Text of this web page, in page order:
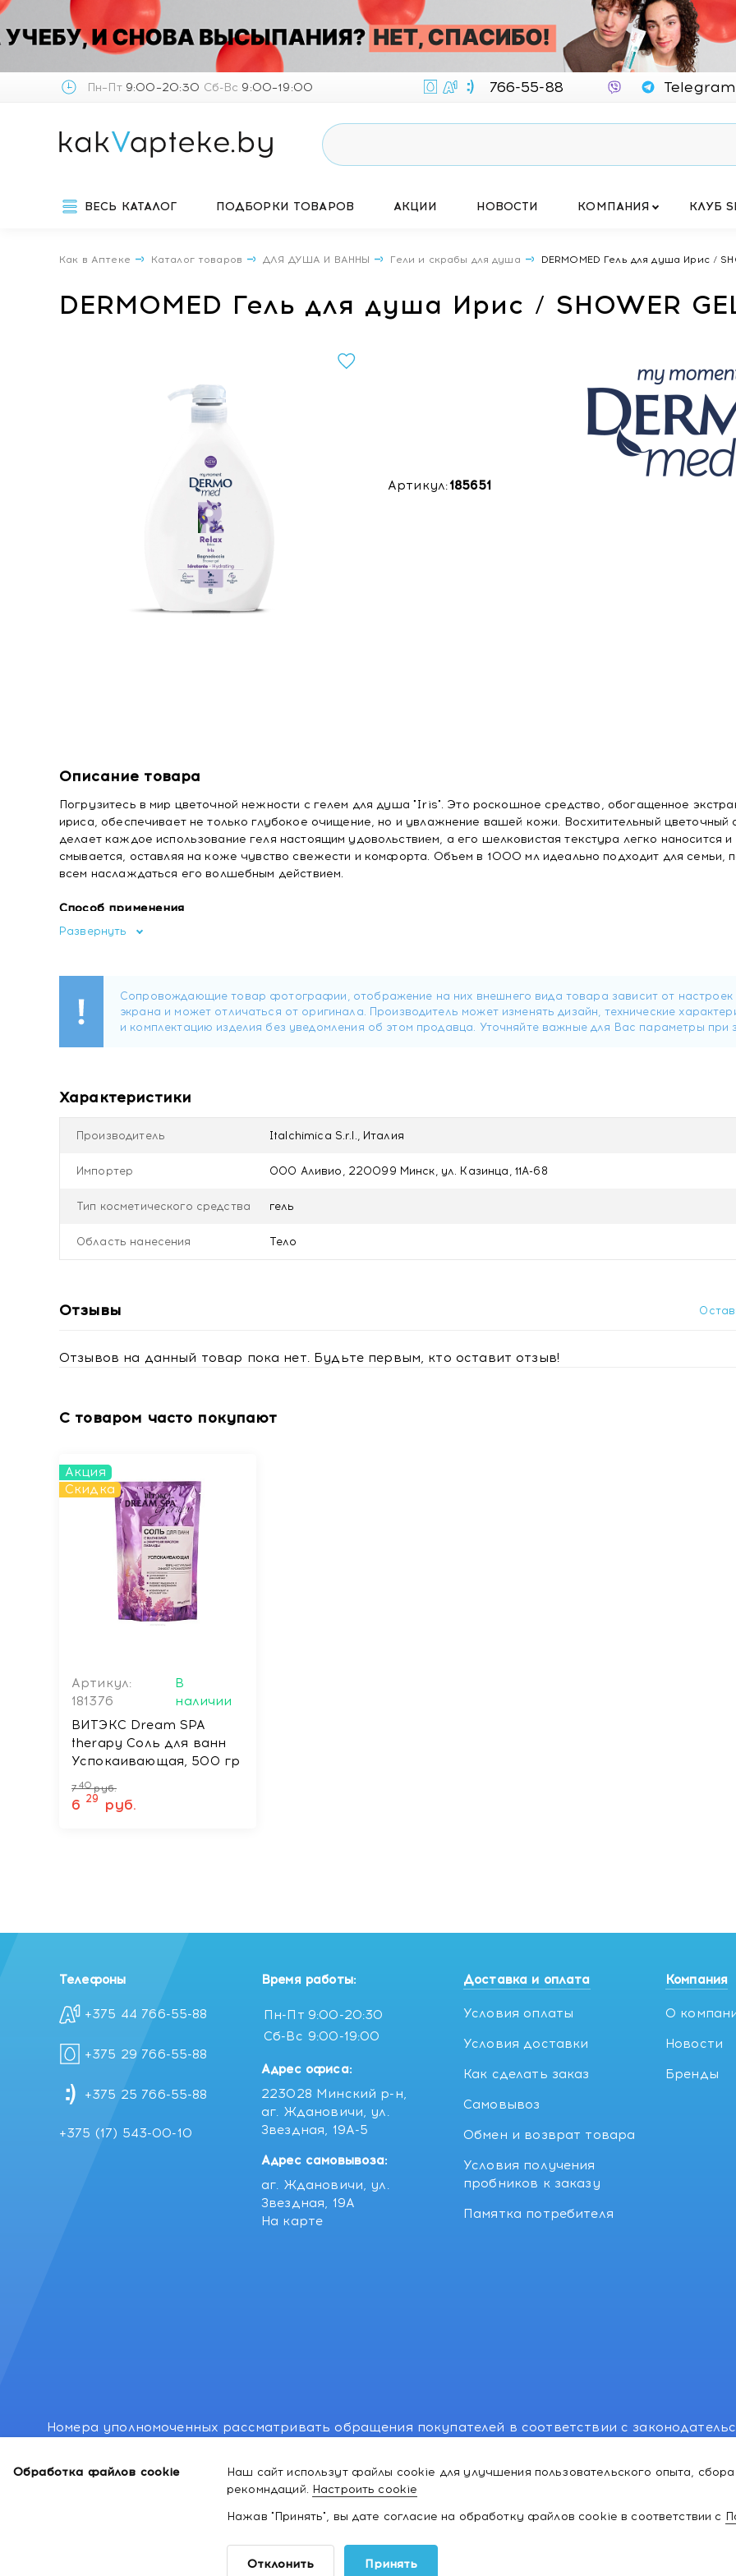
Пн–Пт9:00–20:30 Сб-Вс 9:00–19:00 766-55-88
ВЕСЬ КАТАЛОГ ПОДБОРКИ ТОВАРОВ АКЦИИ НОВОСТИ КОМПАНИЯ КЛУБ
Как в Аптеке Каталог товаров ДЛЯ ДУША И ВАННЫ Гели и скрабы для душа DЕRMOMED Гель для душа Ирис /
DЕRMOMED Гель для душа Ирис / SHOWER
Артикул:185651
Описание товара
Погрузитесь в мир цветочной нежности с гелем для душа "Iris". Это роскошное средство, обогащенное
ириса, обеспечивает не только глубокое очищение, но и увлажнение вашей кожи. Восхитительный цветочный
делает каждое использование геля настоящим удовольствием, а его шелковистая текстура легко наносится и
смывается, оставляя на коже чувство свежести и комфорта. Объем в 1000 мл идеально подходит для семьи,
всем наслаждаться его волшебным действием.
Способ применения
Гель нанести на влажную кожу. После мытья смыть водой.
Water, Sodium Laureth Sulfate, Cocamidopropyl Betaine, Glycerin, Sodium Chloride, Cocamide MEA, Citric Acid,
(Fragrance), Talc, Iris Florentina Root Extract, Sodium Benzoate, Potassium Sorbate, Lactic Acid, and CI 77891
Dioxide).
Купить DЕRMOMED Гель для душа Ирис / SHOWER GEL IRIS, 1000 мл с доставкой в Минске
Развернуть
Характеристики
Производитель Italchimica S.r.l., Италия
Импортер ООО Аливио, 220099 Минск, ул. Казинца, 11А-68
Тип косметического средства гель
Область нанесения Тело
Отзывы
Отзывов на данный товар пока нет. Будьте первым, кто оставит отзыв!
С товаром часто покупают
Акция
Скидка
Артикул:
181376
В
наличии
ВИТЭКС Dream SPA
therapy Соль для ванн
Успокаивающая, 500 гр
740 руб.
6 29 руб.
Обработка файлов cookie
Наш сайт использут файлы cookie для улучшения пользовательского опыта, сбора
рекомндаций. Настроить cookie
Нажав "Принять", вы дате согласие на обработку файлов cookie в соответствии с
Отклонить Принять
Телефоны
+375 44 766-55-88
+375 29 766-55-88
+375 25 766-55-88
+375 (17) 543-00-10
Время работы:
Пн-Пт 9:00-20:30
Сб-Вс 9:00-19:00
Адрес офиса:
223028 Минский р-н,
аг. Ждановичи, ул.
Звездная, 19А-5
Адрес самовывоза:
аг. Ждановичи, ул.
Звездная, 19А
На карте
Доставка и оплата
Условия оплаты
Условия доставки
Как сделать заказ
Самовывоз
Обмен и возврат товара
Условия получения
пробников к заказу
Памятка потребителя
Компания
О
Новости
Бренды
Номера уполномоченных рассматривать обращения покупателей в соответствии с
Номер и адрес электронной почты лица, уполномоченного рассматривать обращения
законодательством о защите прав потребителей:766-55-88 (для всех мобильных операторов),
Интернет-магазин косметики и товаров для